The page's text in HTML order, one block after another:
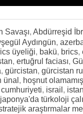
Savaşı, Abdürreşid
Aydıngün,
üyeliği, bakü, brics,
, ertuğrul faciası,
, gürcistan, gürcistan
ünal, hoşnut
, israil,
japonya'da türkoloji
araştırmalar